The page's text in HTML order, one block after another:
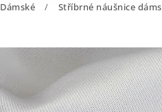
Dámské / Stříbrné náušnice